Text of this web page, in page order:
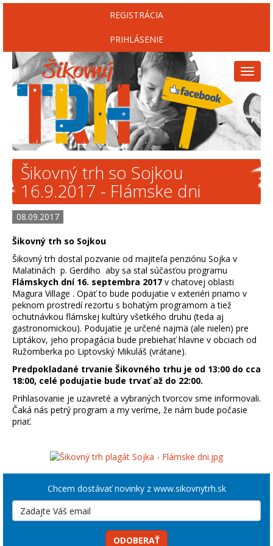
REGISTRÁCIA
PRIHLÁSENIE
Šikovný trh so Sojkou
16.9.2017 - Flámske dni
08.09.2017
Šikovný trh so Sojkou
Šikovný trh dostal pozvanie od majiteľa penziónu Sojka v
Malatinách p. Gerdiho aby sa stal súčasťou programu
Flámskych dní 16. septembra 2017 v chatovej oblasti
Magura Village . Opäť to bude podujatie v exteriéri priamo v
peknom prostredí rezortu s bohatým programom a tiež
ochutnávkou flámskej kultúry všetkého druhu (teda aj
gastronomickou). Podujatie je určené najmä (ale nielen) pre
Liptákov, jeho propagácia bude prebiehať hlavne v obciach od
Ružomberka po Liptovský Mikuláš (vrátane).
Predpokladané trvanie Šikovného trhu je od 13:00 do cca
18:00, celé podujatie bude trvať až do 22:00.
Prihlasovanie je uzavreté a vybraných tvorcov sme informovali.
Čaká nás petrý program a my veríme, že nám bude počasie
priať.
Chcem dostávať novinky z www.sikovnytrh.sk
ODOBERAŤ